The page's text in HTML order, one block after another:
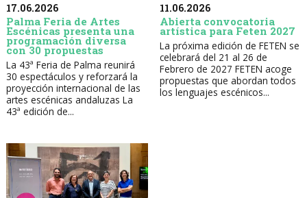
17.06.2026
Palma Feria de Artes
Escénicas presenta una
programación diversa
con 30 propuestas
La 43ª Feria de Palma reunirá
30 espectáculos y reforzará la
proyección internacional de las
artes escénicas andaluzas La
43ª edición de...
11.06.2026
Abierta convocatoria
artística para Feten 2027
La próxima edición de FETEN se
celebrará del 21 al 26 de
Febrero de 2027 FETEN acoge
propuestas que abordan todos
los lenguajes escénicos...